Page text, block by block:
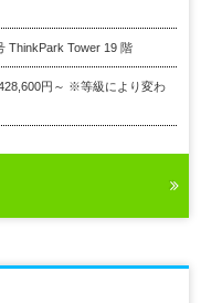
ThinkPark Tower 19 階
円～ ※等級により変わ